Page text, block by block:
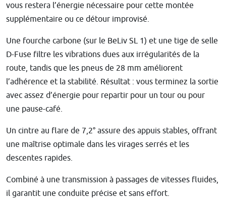
vous restera l’énergie nécessaire pour cette montée
supplémentaire ou ce détour improvisé.
Une fourche carbone (sur le BeLiv SL 1) et une tige de selle
D-Fuse filtre les vibrations dues aux irrégularités de la
route, tandis que les pneus de 28 mm améliorent
l’adhérence et la stabilité. Résultat : vous terminez la sortie
avec assez d’énergie pour repartir pour un tour ou pour
une pause-café.
Un cintre au flare de 7,2° assure des appuis stables, offrant
une maîtrise optimale dans les virages serrés et les
descentes rapides.
Combiné à une transmission à passages de vitesses fluides,
il garantit une conduite précise et sans effort.